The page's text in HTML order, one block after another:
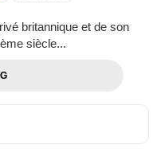
britannique et de son
siècle...